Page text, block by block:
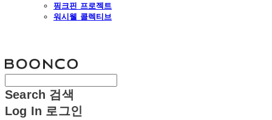
핑크핀 프로젝트
워시웰 콜렉티브
Search 검색
Log In 로그인